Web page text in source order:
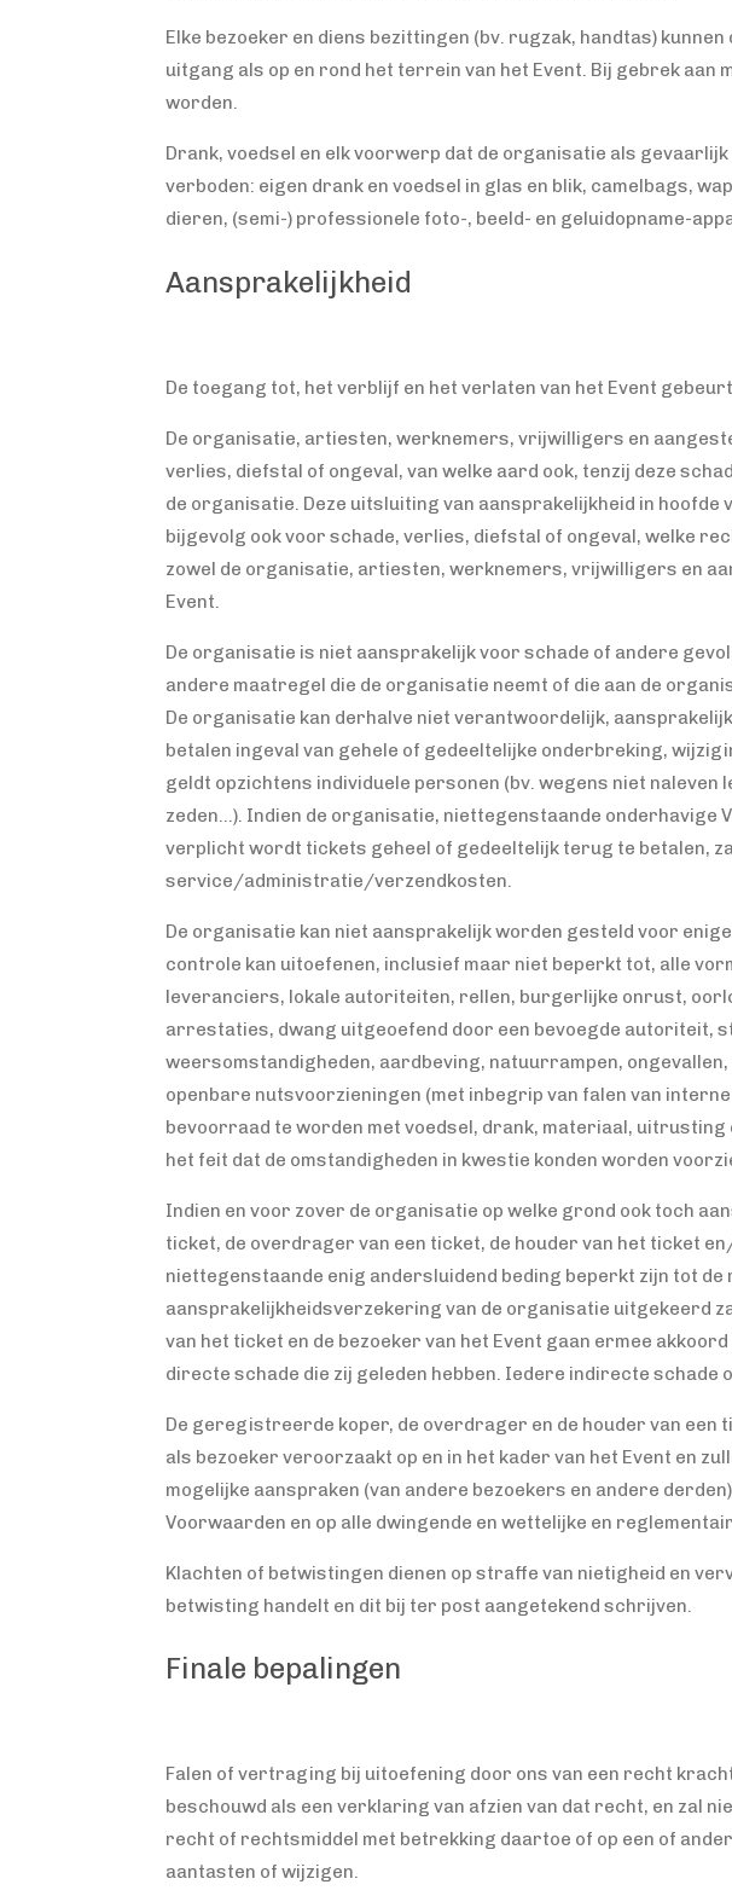
Elke bezoeker en diens bezittingen (bv. rugzak, handtas)
uitgang als op en rond het terrein van het Event. Bij gebrek
worden.
Drank, voedsel en elk voorwerp dat de organisatie als
verboden: eigen drank en voedsel in glas en blik, camelbags,
dieren, (semi-) professionele foto-, beeld- en geluidopname-
Aansprakelijkheid
De toegang tot, het verblijf en het verlaten van het Event
De organisatie, artiesten, werknemers, vrijwilligers en
verlies, diefstal of ongeval, van welke aard ook, tenzij deze
de organisatie. Deze uitsluiting van aansprakelijkheid in
bijgevolg ook voor schade, verlies, diefstal of ongeval, welke
zowel de organisatie, artiesten, werknemers, vrijwilligers en
Event.
De organisatie is niet aansprakelijk voor schade of andere
andere maatregel die de organisatie neemt of die aan de
De organisatie kan derhalve niet verantwoordelijk,
betalen ingeval van gehele of gedeeltelijke onderbreking,
geldt opzichtens individuele personen (bv. wegens niet
zeden…). Indien de organisatie, niettegenstaande onderhavige
verplicht wordt tickets geheel of gedeeltelijk terug te betalen,
service/administratie/verzendkosten.
De organisatie kan niet aansprakelijk worden gesteld voor
controle kan uitoefenen, inclusief maar niet beperkt tot, alle
leveranciers, lokale autoriteiten, rellen, burgerlijke onrust,
arrestaties, dwang uitgeoefend door een bevoegde autoriteit,
weersomstandigheden, aardbeving, natuurrampen,
openbare nutsvoorzieningen (met inbegrip van falen van
bevoorraad te worden met voedsel, drank, materiaal,
het feit dat de omstandigheden in kwestie konden worden
Indien en voor zover de organisatie op welke grond ook toch
ticket, de overdrager van een ticket, de houder van het ticket
niettegenstaande enig andersluidend beding beperkt zijn tot
aansprakelijkheidsverzekering van de organisatie uitgekeerd
van het ticket en de bezoeker van het Event gaan ermee
directe schade die zij geleden hebben. Iedere indirecte
De geregistreerde koper, de overdrager en de houder van een
als bezoeker veroorzaakt op en in het kader van het Event en
mogelijke aanspraken (van andere bezoekers en andere
Voorwaarden en op alle dwingende en wettelijke en
Klachten of betwistingen dienen op straffe van nietigheid en
betwisting handelt en dit bij ter post aangetekend schrijven.
Finale bepalingen
Falen of vertraging bij uitoefening door ons van een recht
beschouwd als een verklaring van afzien van dat recht, en zal
recht of rechtsmiddel met betrekking daartoe of op een of
aantasten of wijzigen.